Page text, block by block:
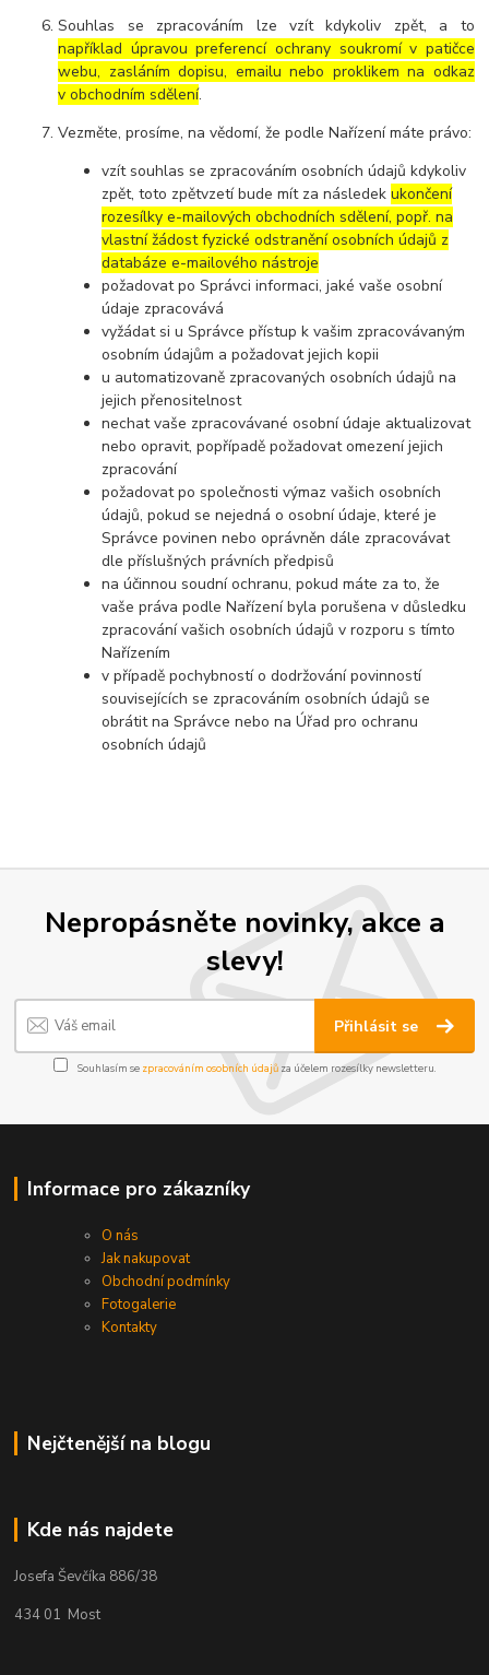
Souhlas se zpracováním lze vzít kdykoliv zpět, a to
například úpravou preferencí ochrany soukromí v patičce
webu, zasláním dopisu, emailu nebo proklikem na odkaz
v obchodním sdělení.
Vezměte, prosíme, na vědomí, že podle Nařízení máte právo:
vzít souhlas se zpracováním osobních údajů kdykoliv
zpět, toto zpětvzetí bude mít za následekukončení
rozesílky e-mailových obchodních sdělení, popř. na
vlastní žádost fyzické odstranění osobních údajů z
databáze e-mailového nástroje
požadovat po Správci informaci, jaké vaše osobní
údaje zpracovává
vyžádat si u Správce přístup k vašim zpracovávaným
osobním údajům a požadovat jejich kopii
u automatizovaně zpracovaných osobních údajů na
jejich přenositelnost
nechat vaše zpracovávané osobní údaje aktualizovat
nebo opravit, popřípadě požadovat omezení jejich
zpracování
požadovat po společnosti výmaz vašich osobních
údajů, pokud se nejedná o osobní údaje, které je
Správce povinen nebo oprávněn dále zpracovávat
dle příslušných právních předpisů
na účinnou soudní ochranu, pokud máte za to, že
vaše práva podle Nařízení byla porušena v důsledku
zpracování vašich osobních údajů v rozporu s tímto
Nařízením
v případě pochybností o dodržování povinností
souvisejících se zpracováním osobních údajů se
obrátit na Správce nebo na Úřad pro ochranu
osobních údajů
Nepropásněte novinky, akce a
slevy!
Přihlásit se
Souhlasím se zpracováním osobních údajůza účelem rozesílky newsletteru.
Informace pro zákazníky
O nás
Jak nakupovat
Obchodní podmínky
Fotogalerie
Kontakty
Nejčtenější na blogu
Kde nás najdete
Josefa Ševčíka 886/38
434 01 Most